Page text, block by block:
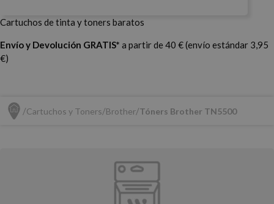
Cartuchos de tinta y toners baratos
Envío y Devolución GRATIS* a partir de 40 € (envío estándar 3,95
€)
Cartuchos y Toners Brother Tóners Brother TN5500